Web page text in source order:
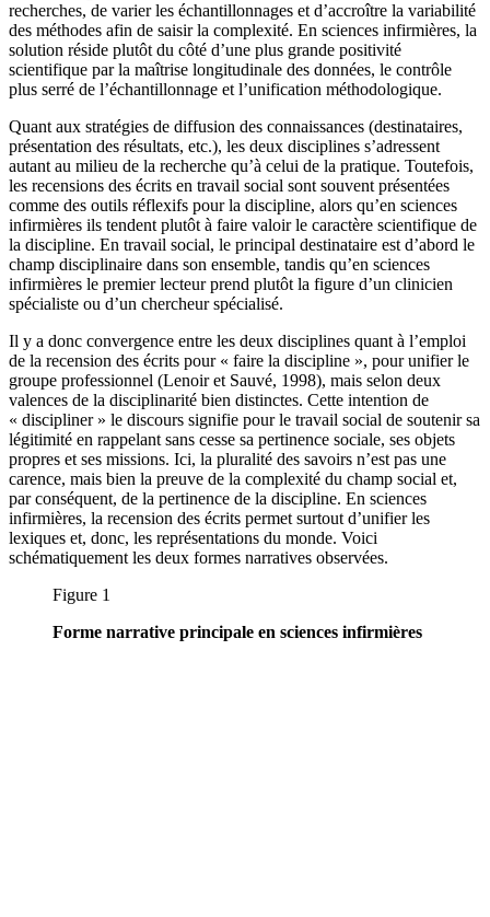
recherches, de varier les échantillonnages et d’accroître la variabilité
des méthodes afin de saisir la complexité. En sciences infirmières, la
solution réside plutôt du côté d’une plus grande positivité
scientifique par la maîtrise longitudinale des données, le contrôle
plus serré de l’échantillonnage et l’unification méthodologique.
Quant aux stratégies de diffusion des connaissances (destinataires,
présentation des résultats, etc.), les deux disciplines s’adressent
autant au milieu de la recherche qu’à celui de la pratique. Toutefois,
les recensions des écrits en travail social sont souvent présentées
comme des outils réflexifs pour la discipline, alors qu’en sciences
infirmières ils tendent plutôt à faire valoir le caractère scientifique de
la discipline. En travail social, le principal destinataire est d’abord le
champ disciplinaire dans son ensemble, tandis qu’en sciences
infirmières le premier lecteur prend plutôt la figure d’un clinicien
spécialiste ou d’un chercheur spécialisé.
Il y a donc convergence entre les deux disciplines quant à l’emploi
de la recension des écrits pour « faire la discipline », pour unifier le
groupe professionnel (Lenoir et Sauvé, 1998), mais selon deux
valences de la disciplinarité bien distinctes. Cette intention de
« discipliner » le discours signifie pour le travail social de soutenir sa
légitimité en rappelant sans cesse sa pertinence sociale, ses objets
propres et ses missions. Ici, la pluralité des savoirs n’est pas une
carence, mais bien la preuve de la complexité du champ social et,
par conséquent, de la pertinence de la discipline. En sciences
infirmières, la recension des écrits permet surtout d’unifier les
lexiques et, donc, les représentations du monde. Voici
schématiquement les deux formes narratives observées.
Figure 1
Forme narrative principale en sciences infirmières